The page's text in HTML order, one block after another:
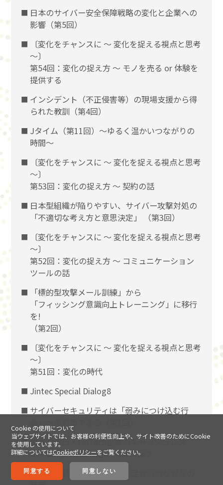
日本のサイバー安全保障戦略の変化と企業への
影響（第5回）
〔変化をチャンスに 〜 変化を捉える視点と思考
〜〕
第54回：変化の捉え方 〜 モノを売る or 体験を
提供する
インシデント（不正侵害等）の現場支援から得
られた教訓（第4回）
Jタイム（第11回）～ゆるく温かいつながりの
時間～
〔変化をチャンスに 〜 変化を捉える視点と思考
〜〕
第53回：変化の捉え方 〜 契約の話
日本型組織が陥りやすい、サイバー攻撃対処の
「不適切な考え方と意思決定」 （第3回）
〔変化をチャンスに 〜 変化を捉える視点と思考
〜〕
第52回：変化の捉え方 〜 コミュニケーション
ツールの話
「標的型攻撃メール訓練」から
「フィッシング意識向上トレーニング」に移行
を!
（第2回）
〔変化をチャンスに 〜 変化を捉える視点と思考
〜〕
第51回：変化の時代
Jintec Special Dialog8
サイバーセキュリティは「弱みにつけ込む行
世界の銀行・FinTech企業のキャッシュレス
化・DX化への取り組み ＜最終回＞
Jタイム（第10回）～ゆるく温かいつながりの
Cookie の使用について
当ウェブサイトでは、お客様の利便性向上や、サイト改善のためにCookie
を使用しています。
詳細についてはCookieポリシーをご覧ください。
同意する 同意しない